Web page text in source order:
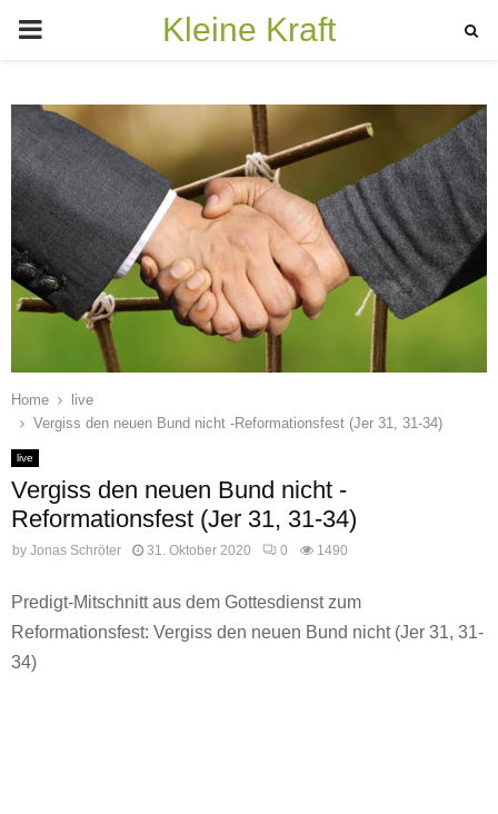
PRIMARY
Kleine Kraft
Home
live
Vergiss den neuen Bund nicht -Reformationsfest (Jer 31, 31-34)
live
Vergiss den neuen Bund nicht -
Reformationsfest (Jer 31, 31-34)
by Jonas Schröter 31. Oktober 2020 0 1490
Predigt-Mitschnitt aus dem Gottesdienst zum
Reformationsfest: Vergiss den neuen Bund nicht (Jer 31, 31-
34)